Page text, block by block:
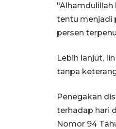
"Alhamdulillah
tentu menjadi
persen
Lebih lanjut,
tanpa
Penegakan
terhadap hari
Nomor 94